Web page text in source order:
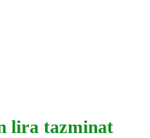
lira tazminat